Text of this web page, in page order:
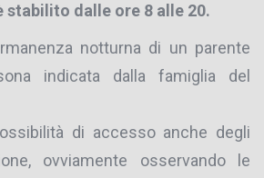
stabilito dalle ore 8 alle 20.
notturna di un parente
indicata dalla famiglia del
di accesso anche degli
ovviamente osservando le